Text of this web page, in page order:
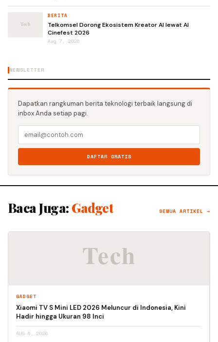
BERITA
Telkomsel Dorong Ekosistem Kreator AI lewat AI
Cinefest 2026
Aug 7, 2026
NEWSLETTER
Dapatkan rangkuman berita teknologi terbaik langsung di
inbox Anda setiap pagi.
DAFTAR GRATIS
Baca Juga: Gadget SEMUA ARTIKEL →
GADGET
Xiaomi TV S Mini LED 2026 Meluncur di Indonesia, Kini
Hadir hingga Ukuran 98 Inci
AUG 6, 2026